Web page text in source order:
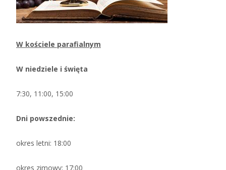
W kościele parafialnym
W niedziele i święta
7:30, 11:00, 15:00
Dni powszednie:
okres letni: 18:00
okres zimowy: 17:00